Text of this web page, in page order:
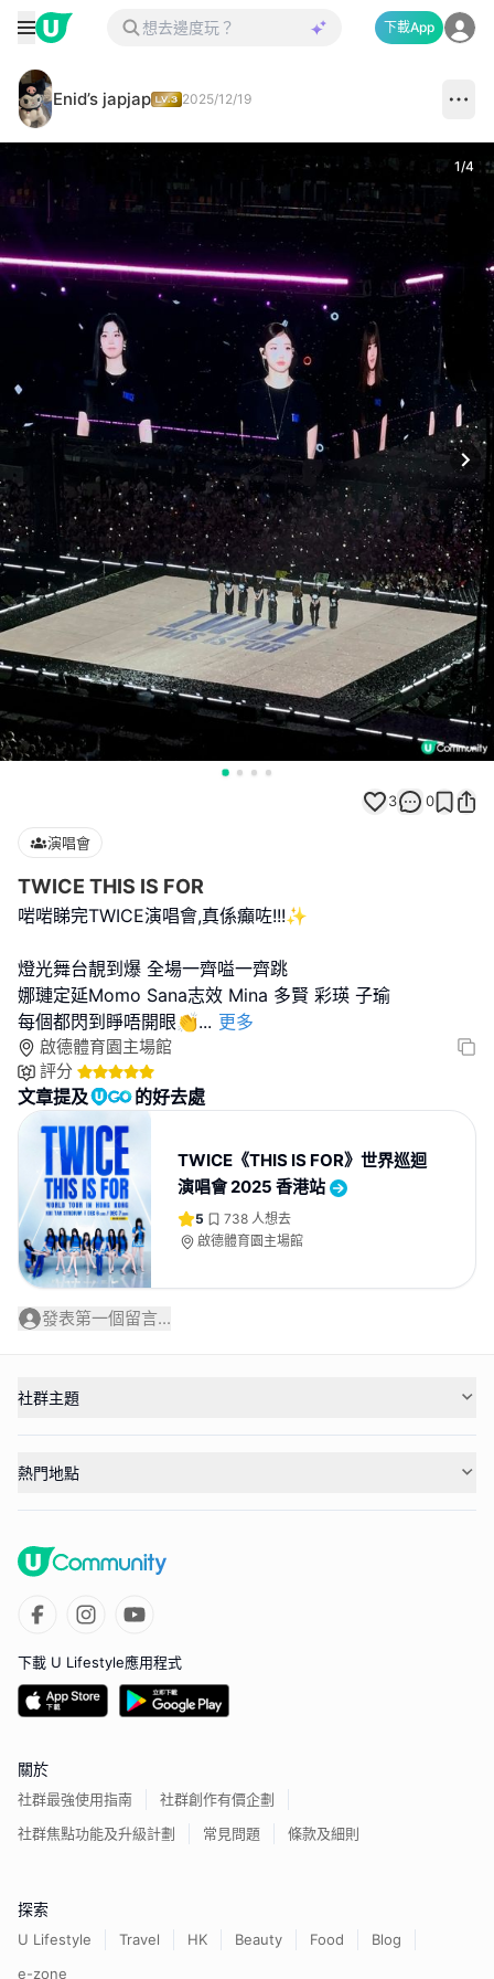
下載App
Enid’s japjap 2025/12/19
1/4
3 0
演唱會
TWICE THIS IS FOR
啱啱睇完TWICE演唱會,真係癲咗!!!✨
燈光舞台靚到爆 全場一齊嗌一齊跳
娜璉定延Momo Sana志效 Mina 多賢 彩瑛 子瑜
每個都閃到睜唔開眼👏... 更多
啟德體育園主場館
評分
文章提及 的好去處
TWICE《THIS IS FOR》世界巡迴
演唱會 2025 香港站
5 738 人想去
啟德體育園主場館
發表第一個留言...
社群主題
熱門地點
下載 U Lifestyle應用程式
關於
社群最強使用指南
社群創作有價企劃
社群焦點功能及升級計劃
常見問題 條款及細則
探索
U Lifestyle Travel HK Beauty Food
Blog
e-zone